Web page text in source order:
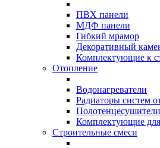
ПВХ панели
МДФ панели
Гибкий мрамор
Декоративный
Комплектующие к
Отопление
Водонагреватели
Радиаторы систем
Полотенцесушители
Комплектующие для
Строительные смеси